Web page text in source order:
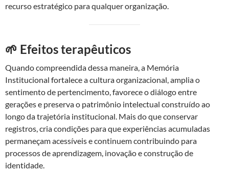
recurso estratégico para qualquer organização.
🌱 Efeitos terapêuticos
Quando compreendida dessa maneira, a Memória
Institucional fortalece a cultura organizacional, amplia o
sentimento de pertencimento, favorece o diálogo entre
gerações e preserva o patrimônio intelectual construído ao
longo da trajetória institucional. Mais do que conservar
registros, cria condições para que experiências acumuladas
permaneçam acessíveis e continuem contribuindo para
processos de aprendizagem, inovação e construção de
identidade.